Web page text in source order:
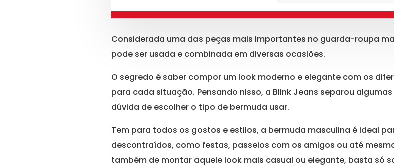
Considerada uma das peças mais importantes no guarda-roupa
pode ser usada e combinada em diversas ocasiões.
O segredo é saber compor um look moderno e elegante com os
para cada situação. Pensando nisso, a Blink Jeans separou
dúvida de escolher o tipo de bermuda usar.
Tem para todos os gostos e estilos, a bermuda masculina é ideal
descontraídos, como festas, passeios com os amigos ou até
também de montar aquele look mais casual ou elegante, basta só